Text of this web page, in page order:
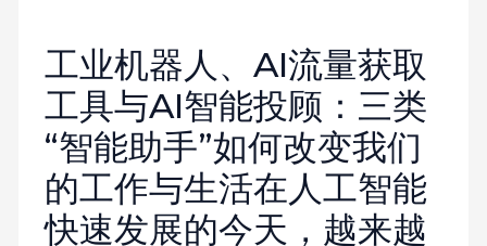
工业机器人、AI流量获取
工具与AI智能投顾：三类
“智能助手”如何改变我们
的工作与生活在人工智能
快速发展的今天，越来越